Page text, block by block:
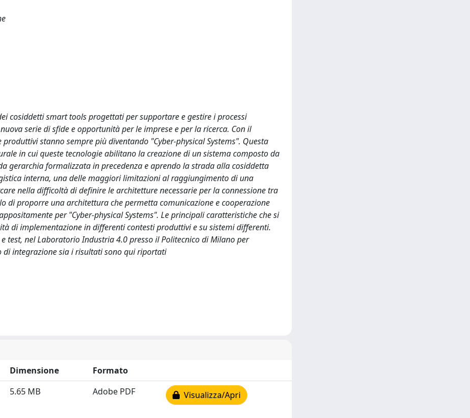
cosiddetti smart tools progettati per supportare e gestire i processi
serie di sfide e opportunità per le imprese e per la ricerca. Con il
stanno sempre più diventando "Cyber-physical Systems". Questa
in cui queste tecnologie abilitano la creazione di un sistema composto da
gerarchia formalizzata in precedenza e aprendo la strada alla cosiddetta
interna, una delle maggiori limitazioni al raggiungimento di una
nella difficoltà di definire le architetture necessarie per la connessione tra
di proporre una architettura che permetta comunicazione e cooperazione
per "Cyber-physical Systems". Le principali caratteristiche che si
di implementazione in differenti contesti produttivi e su sistemi differenti.
test, nel Laboratorio Industria 4.0 presso il Politecnico di Milano per
di integrazione sia i risultati sono qui riportati
Dimensione
Formato
5.65 MB Adobe PDF Visualizza/Apri